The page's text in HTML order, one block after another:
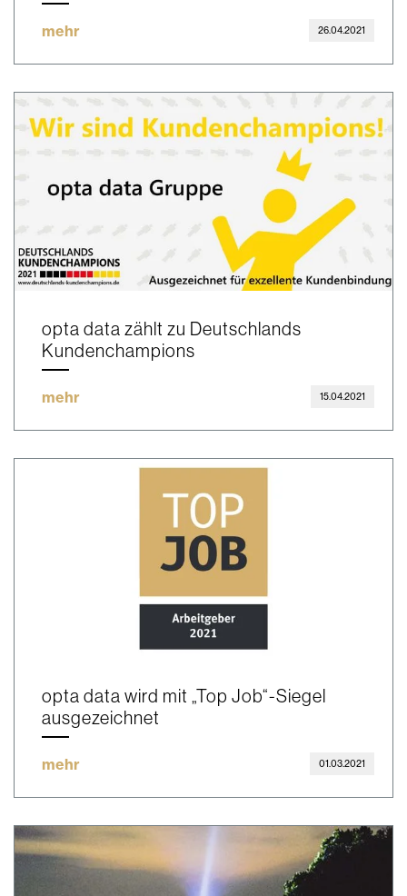
mehr 26.04.2021
opta data zählt zu Deutschlands
Kundenchampions
mehr 15.04.2021
opta data wird mit „Top Job“-Siegel
ausgezeichnet
mehr 01.03.2021